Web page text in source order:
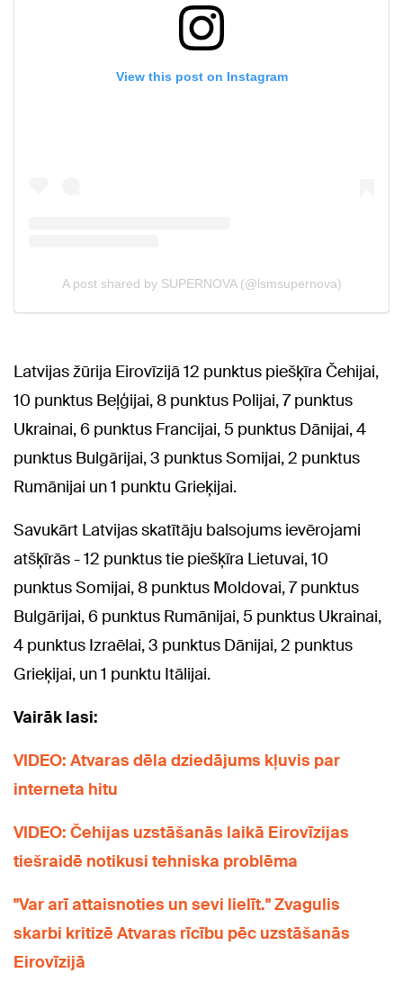
Latvijas žūrija Eirovīzijā 12 punktus piešķīra Čehijai,
10 punktus Beļģijai, 8 punktus Polijai, 7 punktus
Ukrainai, 6 punktus Francijai, 5 punktus Dānijai, 4
punktus Bulgārijai, 3 punktus Somijai, 2 punktus
Rumānijai un 1 punktu Grieķijai.
Savukārt Latvijas skatītāju balsojums ievērojami
atšķīrās - 12 punktus tie piešķīra Lietuvai, 10
punktus Somijai, 8 punktus Moldovai, 7 punktus
Bulgārijai, 6 punktus Rumānijai, 5 punktus Ukrainai,
4 punktus Izraēlai, 3 punktus Dānijai, 2 punktus
Grieķijai, un 1 punktu Itālijai.
Vairāk lasi:
VIDEO: Atvaras dēla dziedājums kļuvis par
interneta hitu
VIDEO: Čehijas uzstāšanās laikā Eirovīzijas
tiešraidē notikusi tehniska problēma
"Var arī attaisnoties un sevi lielīt." Zvagulis
skarbi kritizē Atvaras rīcību pēc uzstāšanās
Eirovīzijā